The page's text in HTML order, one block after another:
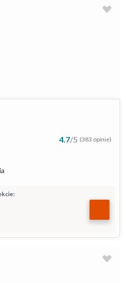
4.7/5 (383 opinie)